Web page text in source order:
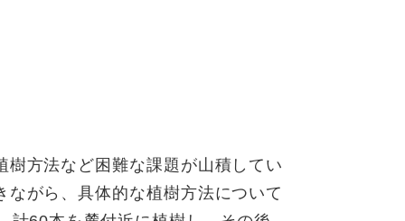
方法など困難な課題が山積してい
がら、具体的な植樹方法について